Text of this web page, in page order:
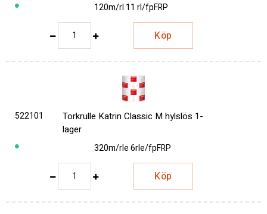
120m/rl 11 rl/fpFRP
Köp
522101
Torkrulle Katrin Classic M hylslös 1-
lager
320m/rle 6rle/fpFRP
Köp